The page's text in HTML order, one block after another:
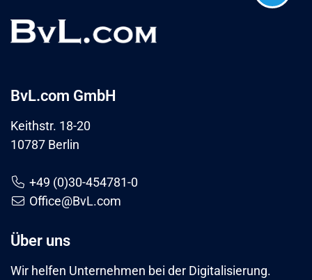
BvL.com GmbH
Keithstr. 18-20
10787 Berlin
+49 (0)30-454781-0
Office@BvL.com
Über uns
Wir helfen Unternehmen bei der Digitalisierung.